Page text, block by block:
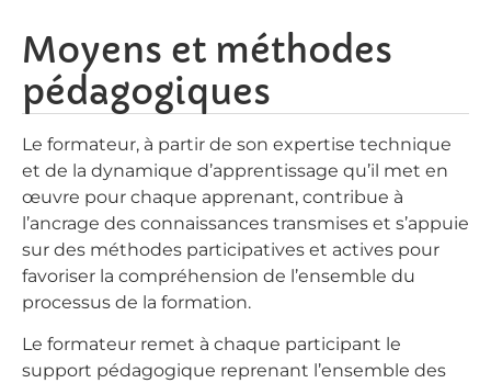
Moyens et méthodes
pédagogiques
Le formateur, à partir de son expertise technique
et de la dynamique d’apprentissage qu’il met en
œuvre pour chaque apprenant, contribue à
l’ancrage des connaissances transmises et s’appuie
sur des méthodes participatives et actives pour
favoriser la compréhension de l’ensemble du
processus de la formation.
Le formateur remet à chaque participant le
support pédagogique reprenant l’ensemble des